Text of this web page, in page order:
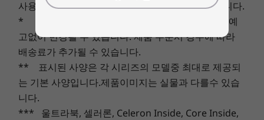
Gen 4 노트북이 있으면 든든합니다. 포트 배열에
하는 데 필요한 장치 및 데이터에 연결할 수 있습니
다. 또한 최대 WiFi 6E* 및 4G LTE WWAN** 연결
옵션으로 어디서나 기가비트 인터넷에 액세스해
보세요.
* WiFi 6E는 Windows 11 Pro가 필요합니다. 작동은 운영 체제, WiFi 6E를 지원
하는 라우터/AP/게이트웨이, 지역 규제 인증 및 스펙트럼 할당의 지원 여부에 따
라 다릅니다.
옵션: 스마트 카드 판독기
*Supports resolution up to 4K@60Hz.
USB 포트 전송 속도는 대략적인 수치이며 호스트 및 주변 장치의 처리 성능, 파일 속성, 시스
템 구성 및 운영 환경과 같은 많은 요인에 따라 달라집니다. 실제 속도는 달라질 수 있으며 예
상보다 낮을 수 있습니다.
Explore All Laptops
사용온도 등 다양한 요인에 의해서 변동될 수 있습니다.
* 표시된 가격은 부가가치세가 포함되어 있으며, 예
고없이 변경될 수 있습니다. 제품 주문시 경우에 따라
배송료가 추가될 수 있습니다.
** 표시된 사양은 각 시리즈의 모델중 최대로 제공되
는 기본 사양입니다.제품이미지는 실물과 다를수 있습
니다.
*** 울트라북, 셀러론, Celeron Inside, Core Inside,